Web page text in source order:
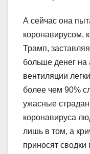
А сейчас она
коронавирусом,
Трамп,
больше денег на
вентиляции
более чем 90%
ужасные
коронавируса
лишь в том, a
приносят